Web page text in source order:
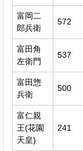
富岡二
郎兵衛
572
富田角
左衛門
537
富田惣
兵衛
500
富仁親
王(花園
天皇)
241